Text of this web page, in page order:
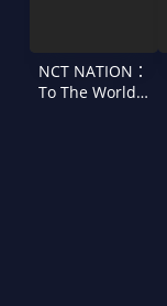
NCT NATION：
To The World